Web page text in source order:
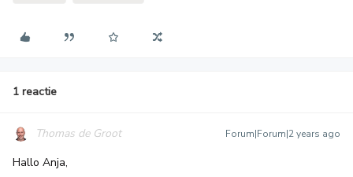
1 reactie
Thomas de Groot Forum|Forum|2 years ago
Hallo Anja,